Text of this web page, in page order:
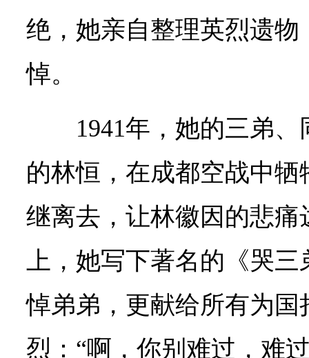
绝，她亲自整理英烈遗
悼。
1941年，她的三弟
的林恒，在成都空战中
继离去，让林徽因的悲
上，她写下著名的《哭
悼弟弟，更献给所有为国
烈：“啊，你别难过，难